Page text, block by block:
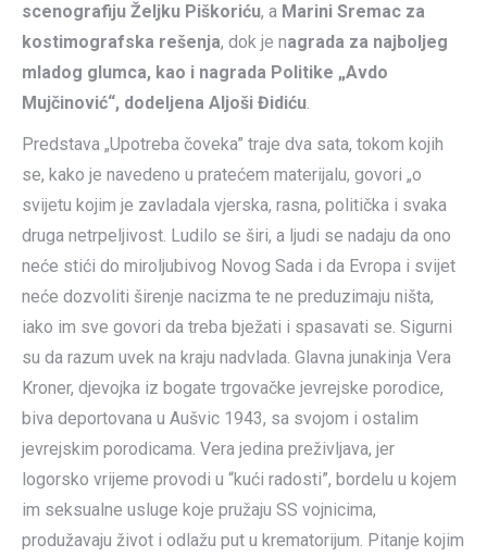
scenografiju Željku Piškoriću, a Marini Sremac za
kostimografska rešenja, dok je nagrada za najboljeg
mladog glumca, kao i nagrada Politike „Avdo
Mujčinović“, dodeljena Aljoši Đidiću.
Predstava „Upotreba čoveka” traje dva sata, tokom kojih
se, kako je navedeno u pratećem materijalu, govori „o
svijetu kojim je zavladala vjerska, rasna, politička i svaka
druga netrpeljivost. Ludilo se širi, a ljudi se nadaju da ono
neće stići do miroljubivog Novog Sada i da Evropa i svijet
neće dozvoliti širenje nacizma te ne preduzimaju ništa,
iako im sve govori da treba bježati i spasavati se. Sigurni
su da razum uvek na kraju nadvlada. Glavna junakinja Vera
Kroner, djevojka iz bogate trgovačke jevrejske porodice,
biva deportovana u Aušvic 1943, sa svojom i ostalim
jevrejskim porodicama. Vera jedina preživljava, jer
logorsko vrijeme provodi u “kući radosti”, bordelu u kojem
im seksualne usluge koje pružaju SS vojnicima,
produžavaju život i odlažu put u krematorijum. Pitanje kojim